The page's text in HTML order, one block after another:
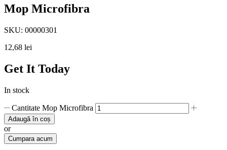
Mop Microfibra
SKU: 00000301
12,68 lei
Get It Today
In stock
Cantitate Mop Microfibra
Adaugă în coș
or
Cumpara acum